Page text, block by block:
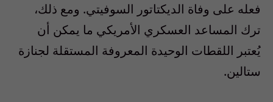
فعله على وفاة الديكتاتور السوفيتي. ومع ذلك،
ترك المساعد العسكري الأمريكي ما يمكن أن
يُعتبر اللقطات الوحيدة المعروفة المستقلة لجنازة
ستالين.